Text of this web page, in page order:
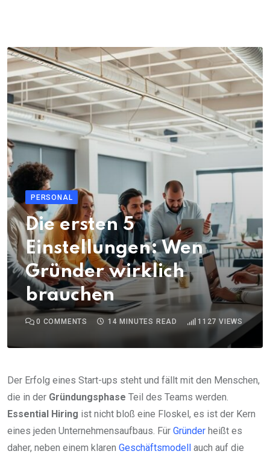
PERSONAL
Die ersten 5
Einstellungen: Wen
Gründer wirklich
brauchen
0 COMMENTS 14 MINUTES READ 1127 VIEWS
Der Erfolg eines Start-ups steht und fällt mit den Menschen,
die in der Gründungsphase Teil des Teams werden.
Essential Hiring ist nicht bloß eine Floskel, es ist der Kern
eines jeden Unternehmensaufbaus. Für Gründer heißt es
daher, neben einem klaren Geschäftsmodell
auch auf die